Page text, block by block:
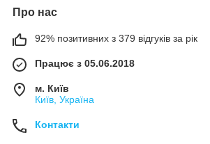
Про нас
92% позитивних з 379 відгуків за рік
Працює з 05.06.2018
м. Київ
Київ, Україна
Контакти